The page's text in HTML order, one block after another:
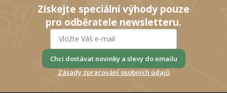
Získejte speciální výhody pouze
pro odběratele newsletteru.
Chci dostávat novinky a slevy do emailu
Zásady zpracování osobních údajů